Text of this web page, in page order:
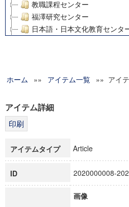
教職課程センター
福澤研究センター
日本語・日本文化教育センタ
グローバルリサーチインステ
科学研究費補助金研究成果報
博士課程教育リーディングプ
ホーム »» アイテム一覧 »» アイ
アイテム詳細
アイテムタイプ Article
ID 2020000008-
画像